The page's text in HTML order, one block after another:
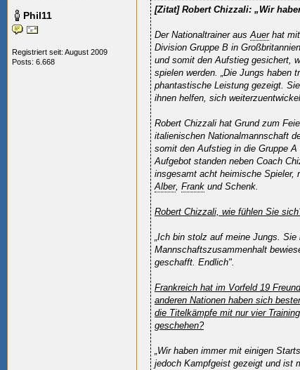
Phil11
Registriert seit: August 2009
Posts: 6.668
[Zitat] Robert Chizzali: „Wir
Der Nationaltrainer ausAuerhat mit
Division Gruppe B in
und somit den Aufstieg gesichert,
spielen werden. „Die Jungs haben
phantastische Leistung gezeigt.
ihnen helfen, sich
Robert Chizzali hat Grund zum
italienischen Nationalmannschaft
somit den Aufstieg in die Gruppe
Aufgebot standen neben Coach
insgesamt acht heimische Spieler,
Alber, Frank und Schenk.
Robert Chizzali, wie fühlen Sie
„Ich bin stolz auf meine Jungs.
Mannschaftszusammenhalt
geschafft. Endlich".
Frankreich hat im Vorfeld 19
anderen Nationen haben sich
die Titelkämpfe mit nur vier
geschehen?
„Wir haben immer mit einigen
jedoch Kampfgeist gezeigt und ist